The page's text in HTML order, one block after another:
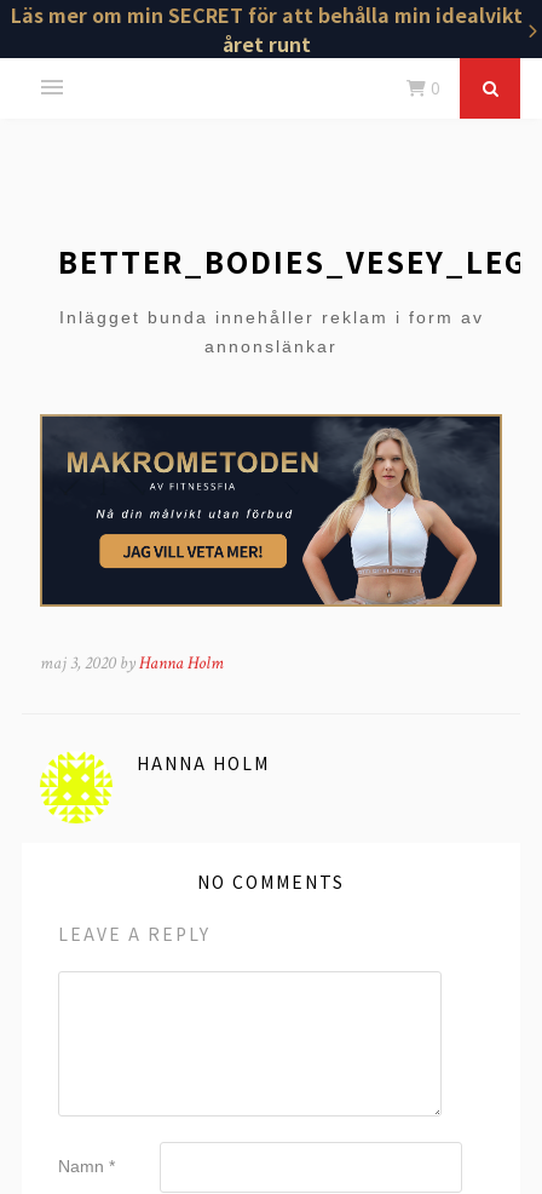
Läs mer om min SECRET för att behålla min idealvikt
året runt
0
Inlägget bunda innehåller reklam i form av
annonslänkar
maj 3, 2020 byHanna Holm
HANNA HOLM
NO COMMENTS
LEAVE A REPLY
Namn *